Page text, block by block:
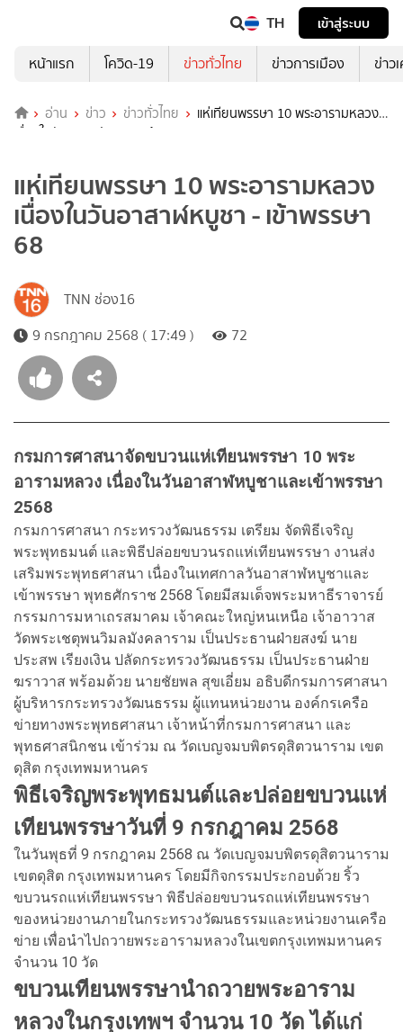
TH
เข้าสู่ระบบ
หน้าแรก
โควิด-19 ข่าวทั่วไทย ข่าวการเมือง ข่าว
อ่าน ข่าว ข่าวทั่วไทย
แห่เทียนพรรษา 10 พระอารามหลวง
เนื่องในวันอาสาฬหบูชา - เข้าพรรษา 68
แห่เทียนพรรษา 10 พระอารามหลวง
เนื่องในวันอาสาฬหบูชา - เข้าพรรษา
68
TNN ช่อง16
9 กรกฎาคม 2568 ( 17:49 )
72
กรมการศาสนาจัดขบวนแห่เทียนพรรษา 10 พระ
อารามหลวง เนื่องในวันอาสาฬหบูชาและเข้าพรรษา
2568
กรมการศาสนา กระทรวงวัฒนธรรม เตรียม จัดพิธีเจริญ
พระพุทธมนต์ และพิธีปล่อยขบวนรถแห่เทียนพรรษา งานส่ง
เสริมพระพุทธศาสนา เนื่องในเทศกาลวันอาสาฬหบูชาและ
เข้าพรรษา พุทธศักราช 2568 โดยมีสมเด็จพระมหาธีราจารย์
กรรมการมหาเถรสมาคม เจ้าคณะใหญ่หนเหนือ เจ้าอาวาส
วัดพระเชตุพนวิมลมังคลาราม เป็นประธานฝ่ายสงฆ์ นาย
ประสพ เรียงเงิน ปลัดกระทรวงวัฒนธรรม เป็นประธานฝ่าย
ฆราวาส พร้อมด้วย นายชัยพล สุขเอี่ยม อธิบดีกรมการศาสนา
ผู้บริหารกระทรวงวัฒนธรรม ผู้แทนหน่วยงาน องค์กรเครือ
ข่ายทางพระพุทธศาสนา เจ้าหน้าที่กรมการศาสนา และ
พุทธศาสนิกชน เข้าร่วม ณ วัดเบญจมบพิตรดุสิตวนาราม เขต
ดุสิต กรุงเทพมหานคร
พิธีเจริญพระพุทธมนต์และปล่อยขบวนแห่
เทียนพรรษาวันที่ 9 กรกฎาคม 2568
ในวันพุธที่ 9 กรกฎาคม 2568 ณ วัดเบญจมบพิตรดุสิตวนาราม
เขตดุสิต กรุงเทพมหานคร โดยมีกิจกรรมประกอบด้วย ริ้ว
ขบวนรถแห่เทียนพรรษา พิธีปล่อยขบวนรถแห่เทียนพรรษา
ของหน่วยงานภายในกระทรวงวัฒนธรรมและหน่วยงานเครือ
ข่าย เพื่อนำไปถวายพระอารามหลวงในเขตกรุงเทพมหานคร
จำนวน 10 วัด
ขบวนเทียนพรรษานำถวายพระอาราม
หลวงในกรุงเทพฯ จำนวน 10 วัด ได้แก่